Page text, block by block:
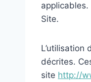
Site.
L’utilisation
décrites.
site http://